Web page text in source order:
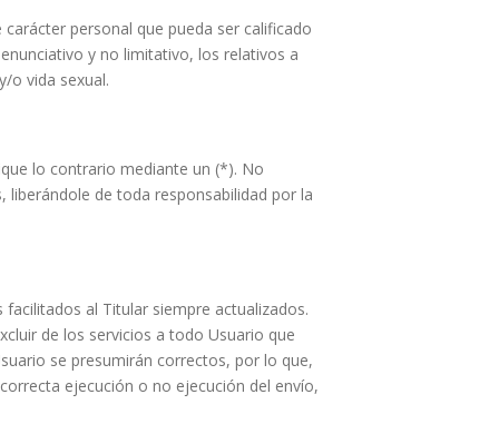
personal que pueda ser calificado
y no limitativo, los relativos a
o vida sexual.
lo contrario mediante un (*). No
de toda responsabilidad por la
al Titular siempre actualizados.
de los servicios a todo Usuario que
se presumirán correctos, por lo que,
ejecución o no ejecución del envío,